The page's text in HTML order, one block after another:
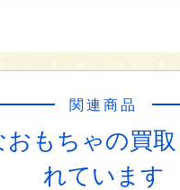
おもちゃの買
れています
関連商品